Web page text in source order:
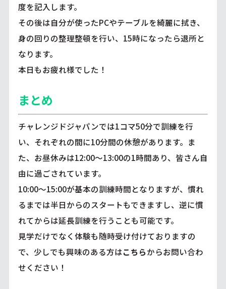
度を記入します。
その後は自分が使ったPCやテーブルを綺麗に拭き、
身の回りの整理整頓を行い、15時になったら退所と
なります。
本日もお疲れ様でした！
まとめ
チャレンジドジャパンでは1コマ50分で訓練を行
い、それぞれの間に10分間の休憩があります。ま
た、お昼休みは12:00～13:00の1時間あり、皆さん自
由に過ごされています。
10:00～15:00が基本の訓練時間となりますが、慣れ
るまでは半日からのスタートもできますし、逆に慣
れてからは延長訓練を行うことも可能です。
見学だけでなく体験も随時受け付けておりますの
で、少しでも興味のある方はこちらからお問い合わ
せください！